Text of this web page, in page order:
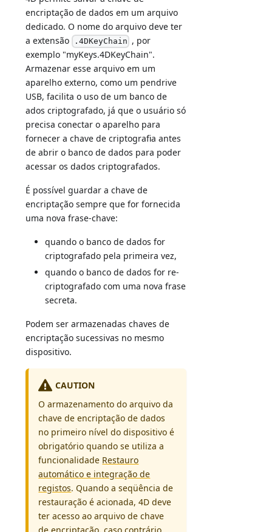
encriptação de dados em um arquivo
dedicado. O nome do arquivo deve ter
a extensão .4DKeyChain , por
exemplo "myKeys.4DKeyChain".
Armazenar esse arquivo em um
aparelho externo, como um pendrive
USB, facilita o uso de um banco de
ados criptografado, já que o usuário só
precisa conectar o aparelho para
fornecer a chave de criptografia antes
de abrir o banco de dados para poder
acessar os dados criptografados.
É possível guardar a chave de
encriptação sempre que for fornecida
uma nova frase-chave:
quando o banco de dados for
criptografado pela primeira vez,
quando o banco de dados for re-
criptografado com uma nova frase
secreta.
Podem ser armazenadas chaves de
encriptação sucessivas no mesmo
dispositivo.
CAUTION
O armazenamento do arquivo da
chave de encriptação de dados
no primeiro nível do dispositivo é
obrigatório quando se utiliza a
funcionalidade Restauro
automático e integração de
registos. Quando a seqüência de
restauração é acionada, 4D deve
ter acesso ao arquivo de chave
de encriptação, caso contrário